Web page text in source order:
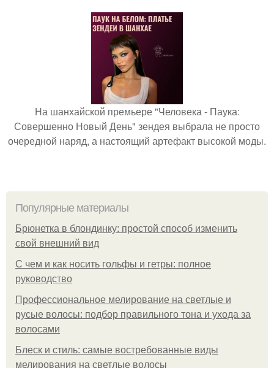
На шанхайской премьере "Человека - Паука:
Совершенно Новый День" зендея выбрала не просто
очередной наряд, а настоящий артефакт высокой моды.
Популярные материалы
Брюнетка в блондинку: простой способ изменить
свой внешний вид
С чем и как носить гольфы и гетры: полное
руководство
Профессиональное мелирование на светлые и
русые волосы: подбор правильного тона и ухода за
волосами
Блеск и стиль: самые востребованные виды
мелирования на светлые волосы